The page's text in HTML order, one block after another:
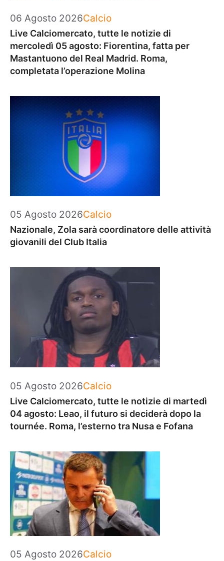
06 Agosto 2026Categorie
Calcio
Live Calciomercato, tutte le notizie di
mercoledì 05 agosto: Fiorentina, fatta per
Mastantuono del Real Madrid. Roma,
completata l’operazione Molina
05 Agosto 2026Categorie
Calcio
Nazionale, Zola sarà coordinatore delle attività
giovanili del Club Italia
05 Agosto 2026Categorie
Calcio
Live Calciomercato, tutte le notizie di martedì
04 agosto: Leao, il futuro si deciderà dopo la
tournée. Roma, l’esterno tra Nusa e Fofana
05 Agosto 2026Categorie
Calcio